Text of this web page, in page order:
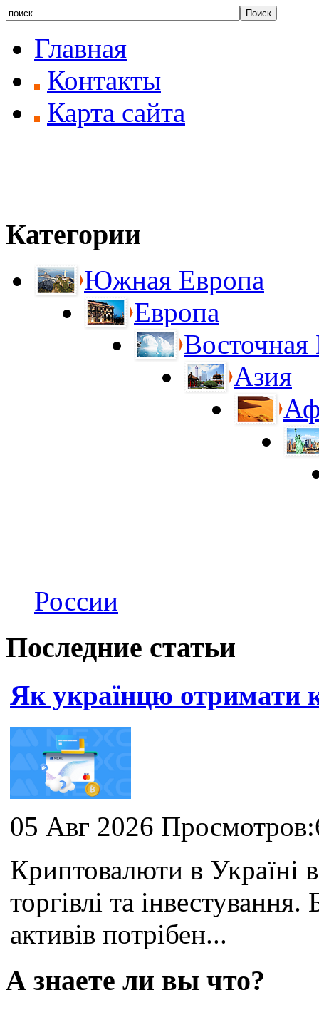
Главная
Контакты
Карта сайта
Категории
Южная Европа
Европа
Восточная
Азия
России
Последние статьи
Як українцю отримати
05 Авг 2026
Криптовалюти в Україні
торгівлі та
активів потрібен...
А знаете ли вы что?